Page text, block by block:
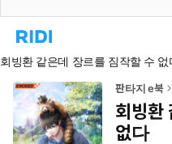
리
홈
로
이
동
회빙환 같은데 장르를 짐작할 수
판타지 e북
회빙환
없다